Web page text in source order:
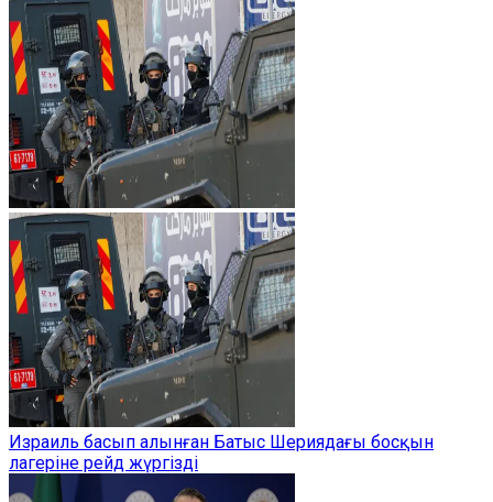
Израиль басып алынған Батыс Шериядағы босқын
лагеріне рейд жүргізді